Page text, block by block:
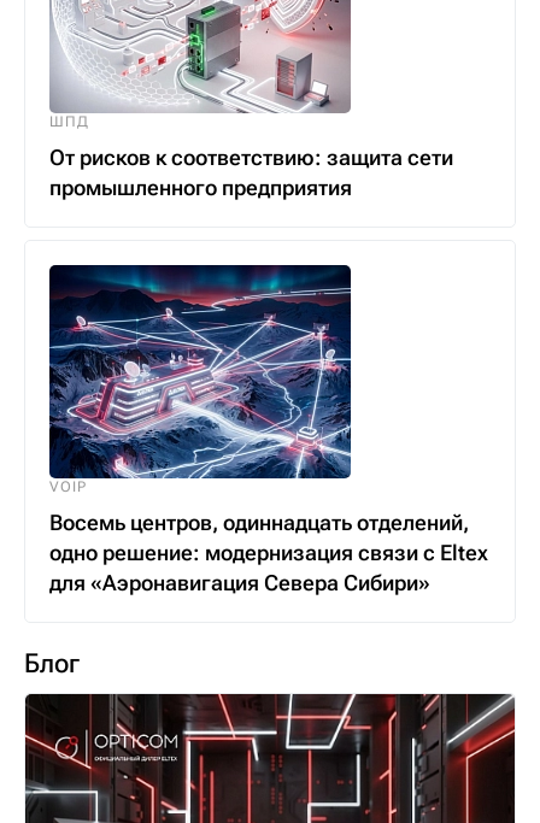
ШПД
От рисков к соответствию: защита сети
промышленного предприятия
VOIP
Восемь центров, одиннадцать отделений,
одно решение: модернизация связи с Eltex
для «Аэронавигация Севера Сибири»
Блог